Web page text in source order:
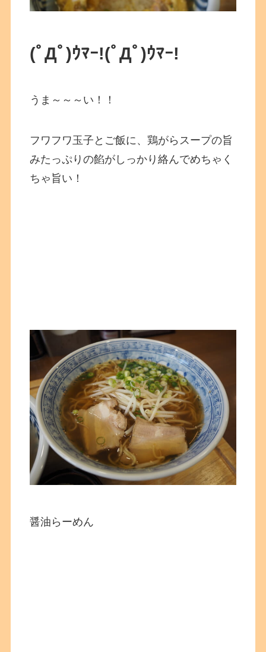
(ﾟДﾟ)ｳﾏｰ!(ﾟДﾟ)ｳﾏｰ!
うま～～～い！！
フワフワ玉子とご飯に、鶏がらスープの旨
みたっぷりの餡がしっかり絡んでめちゃく
ちゃ旨い！
醤油らーめん